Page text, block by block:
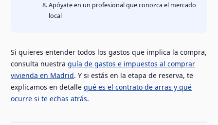
Apóyate en un profesional que conozca el mercado
local
Si quieres entender todos los gastos que implica la compra,
consulta nuestraguía de gastos e impuestos al comprar
vivienda en Madrid. Y si estás en la etapa de reserva, te
explicamos en detallequé es el contrato de arras y qué
ocurre si te echas atrás.